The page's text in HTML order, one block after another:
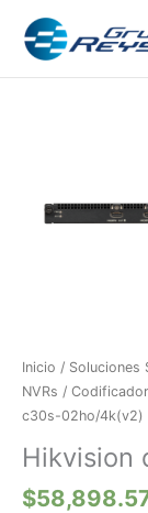
contenido
Inicio / Soluciones
NVRs /
c30s-02ho/4k(v2)
Hikvision
$
cantidad